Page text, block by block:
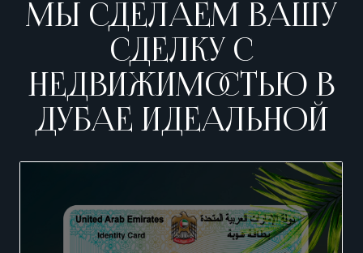
МЫ СДЕЛАЕМ ВАШУ
СДЕЛКУ С
НЕДВИЖИМОСТЬЮ В
ДУБАЕ ИДЕАЛЬНОЙ